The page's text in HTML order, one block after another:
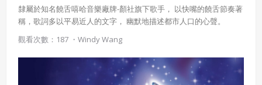
隸屬於知名饒舌嘻哈音樂廠牌-顏社旗下歌手， 以快嘴的饒舌節奏著
稱，歌詞多以平易近人的文字， 幽默地描述都市人口的心聲。
觀看次數：187 ・ Windy Wang
四、會員授權
會員享有其創作之衍生著作的著作權，但會員同意吉寶系統
本條約定不因本合約終止而失效。